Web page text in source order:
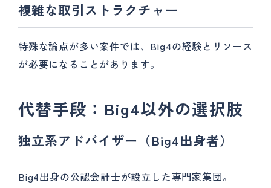
複雑な取引ストラクチャー
特殊な論点が多い案件では、Big4の経験とリソース
が必要になることがあります。
代替手段：Big4以外の選択肢
独立系アドバイザー（Big4出身者）
Big4出身の公認会計士が設立した専門家集団。